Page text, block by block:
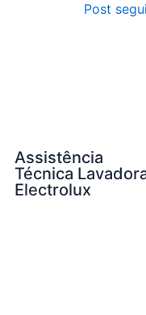
Post
Assistência
Técnica
Electrolux